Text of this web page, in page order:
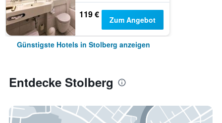
119 € Zum Angebot
Günstigste Hotels in Stolberg anzeigen
Entdecke Stolberg